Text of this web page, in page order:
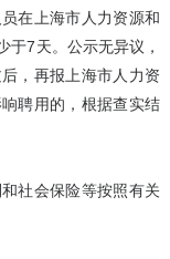
在上海市人力资源和
于7天。公示无异议，
，再报上海市人力资
聘用的，根据查实结
社会保险等按照有关